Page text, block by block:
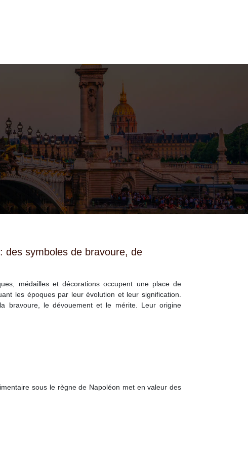
des symboles de bravoure, de
médailles et décorations occupent une place de
les époques par leur évolution et leur signification.
bravoure, le dévouement et le mérite. Leur origine
sous le règne de Napoléon met en valeur des